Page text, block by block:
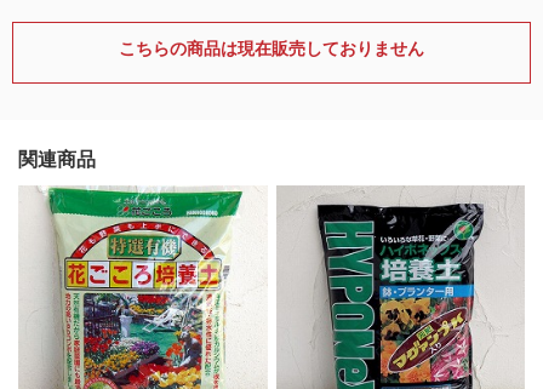
こちらの商品は現在販売しておりません
関連商品